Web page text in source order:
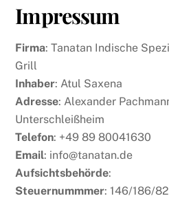
Impressum
Firma: Tanatan Indische
Grill
Inhaber: Atul Saxena
Adresse: Alexander
Unterschleißheim
Telefon: +4989 80041630
Email: info@tanatan.de
Aufsichtsbehörde:
Steuernummmer: 146/186/